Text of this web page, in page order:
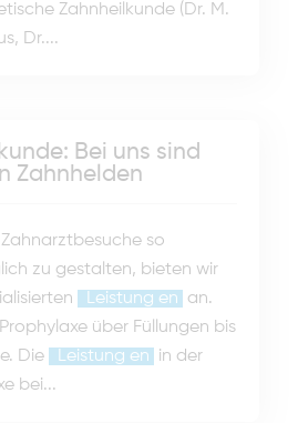
Zahnheilkunde (Dr. M.
Dr....
Bei uns sind
Zahnhelden
so
zu gestalten, bieten wir
Leistung en
an.
über Füllungen bis
Die
Leistung en
in der
bei...